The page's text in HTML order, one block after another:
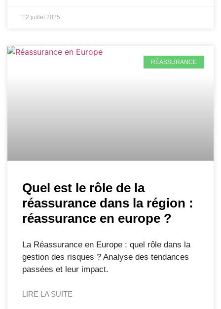
12 juillet 2025
RÉASSURANCE
Quel est le rôle de la
réassurance dans la région :
réassurance en europe ?
La Réassurance en Europe : quel rôle dans la
gestion des risques ? Analyse des tendances
passées et leur impact.
LIRE LA SUITE